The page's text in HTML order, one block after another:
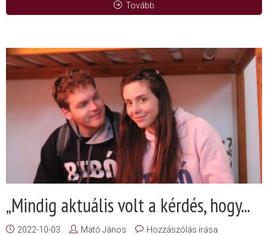
Tovább
„Mindig aktuális volt a kérdés, hogy...
2022-10-03 Mató János Hozzászólás írása